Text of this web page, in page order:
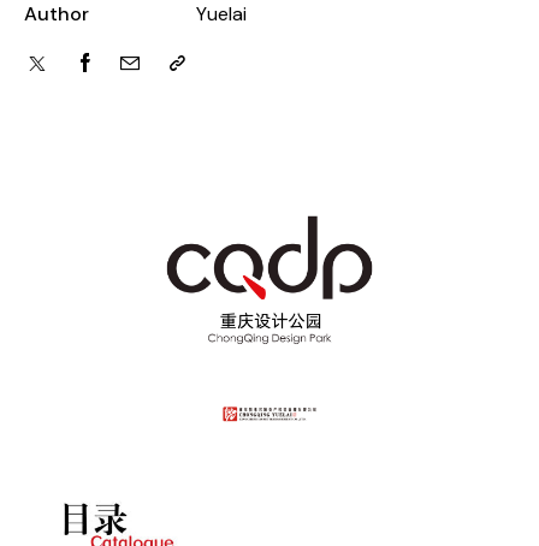
Author
Yuelai